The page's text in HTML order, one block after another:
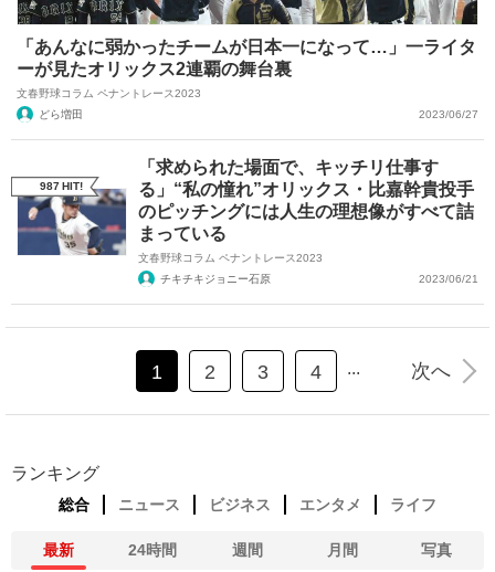
「あんなに弱かったチームが日本一になって…」一ライタ
ーが見たオリックス2連覇の舞台裏
文春野球コラム ペナントレース2023
どら増田
2023/06/27
987HIT!
「求められた場面で、キッチリ仕事す
る」“私の憧れ”オリックス・比嘉幹貴投手
のピッチングには人生の理想像がすべて詰
まっている
文春野球コラム ペナントレース2023
チキチキジョニー石原
2023/06/21
1 2 3 4 ... 次へ
ランキング
総合 ニュース ビジネス エンタメ ライフ
最新 24時間 週間 月間 写真